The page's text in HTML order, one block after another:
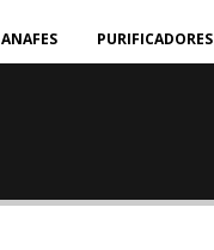
ANAFES PURIFICADORES